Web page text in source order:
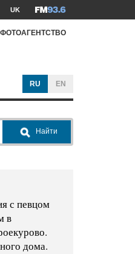
UK
ФОТОАГЕНТСТВО
RU EN
Найти
с певцом
в
дома.